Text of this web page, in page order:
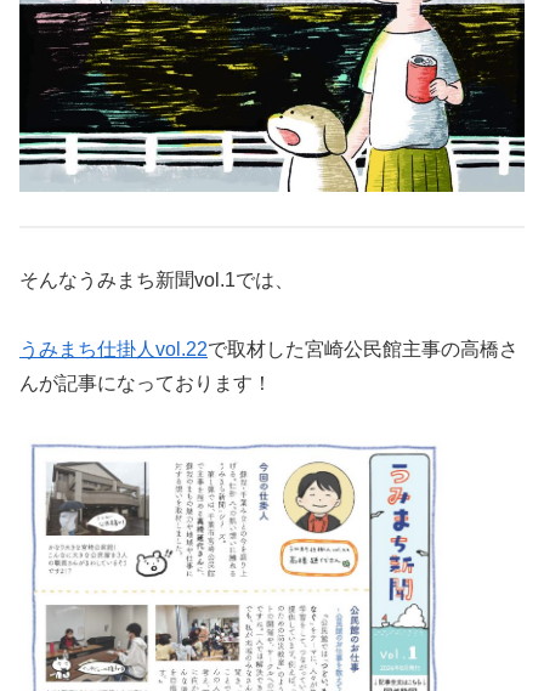
そんなうみまち新聞vol.1では、
うみまち仕掛人vol.22で取材した宮崎公民館主事の高橋さ
んが記事になっております！